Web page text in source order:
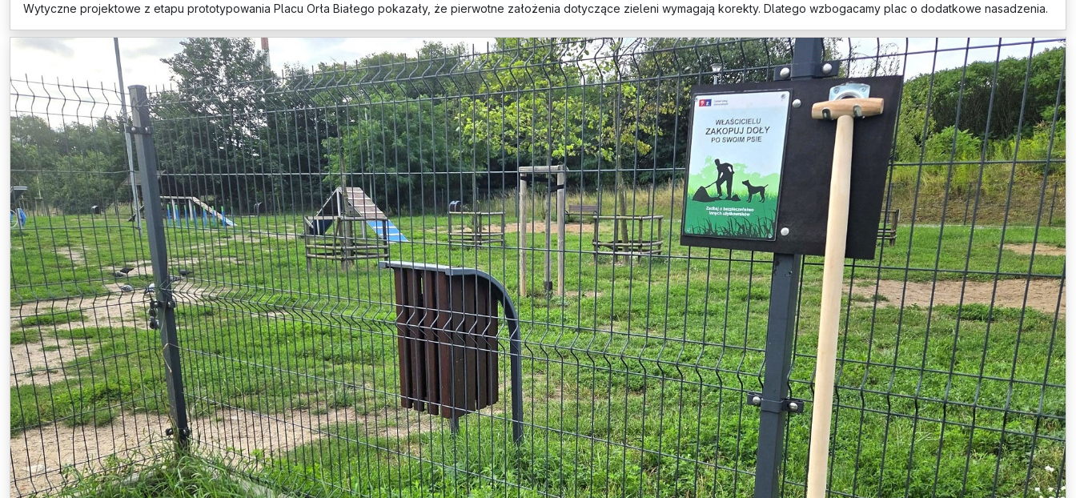
Wytyczne projektowe z etapu prototypowania Placu Orła Białego pokazały, że pierwotne założenia dotyczące zieleni wymagają korekty. Dlatego wzbogacamy plac o dodatkowe nasadzenia.